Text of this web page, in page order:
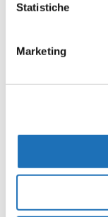
Statistiche
Marketing